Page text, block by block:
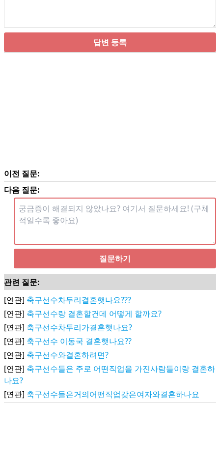
답변 등록
이전 질문:
다음 질문:
질문하기
관련 질문:
[연관] 축구선수차두리결혼햇나요???
[연관] 축구선수랑 결혼할건데 어떻게 할까요?
[연관] 축구선수차두리가결혼햇나요?
[연관] 축구선수 이동국 결혼햇나요??
[연관] 축구선수와결혼하려면?
[연관] 축구선수들은 주로 어떤직업을 가진사람들이랑 결혼하
나요?
[연관] 축구선수들은거의어떤직업갖은여자와결혼하나요